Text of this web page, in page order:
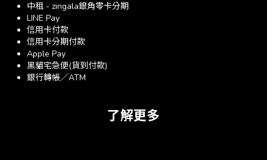
中租 - zingala銀角零卡分期
LINE Pay
信用卡付款
信用卡分期付款
Apple Pay
黑貓宅急便(貨到付款)
銀行轉帳／ATM
了解更多